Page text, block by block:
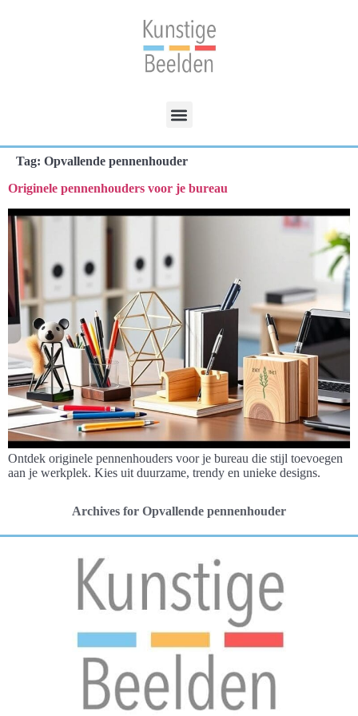
Tag: Opvallende pennenhouder
Originele pennenhouders voor je bureau
Ontdek originele pennenhouders voor je bureau die stijl toevoegen
aan je werkplek. Kies uit duurzame, trendy en unieke designs.
Archives for Opvallende pennenhouder